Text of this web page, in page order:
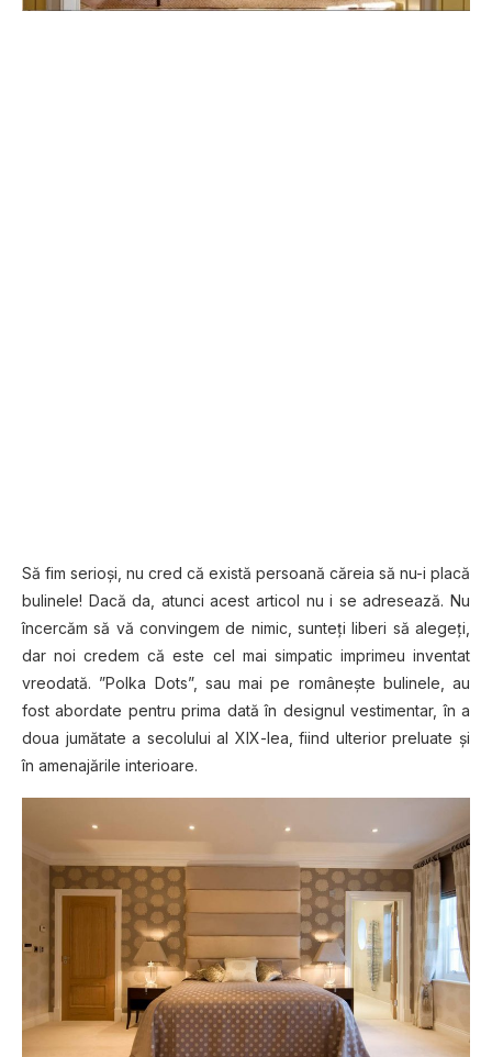
Să fim serioși, nu cred că există persoană căreia să nu-i placă
bulinele! Dacă da, atunci acest articol nu i se adresează. Nu
încercăm să vă convingem de nimic, sunteți liberi să alegeți,
dar noi credem că este cel mai simpatic imprimeu inventat
vreodată. ”Polka Dots”, sau mai pe românește bulinele, au
fost abordate pentru prima dată în designul vestimentar, în a
doua jumătate a secolului al XIX-lea, fiind ulterior preluate și
în amenajările interioare.